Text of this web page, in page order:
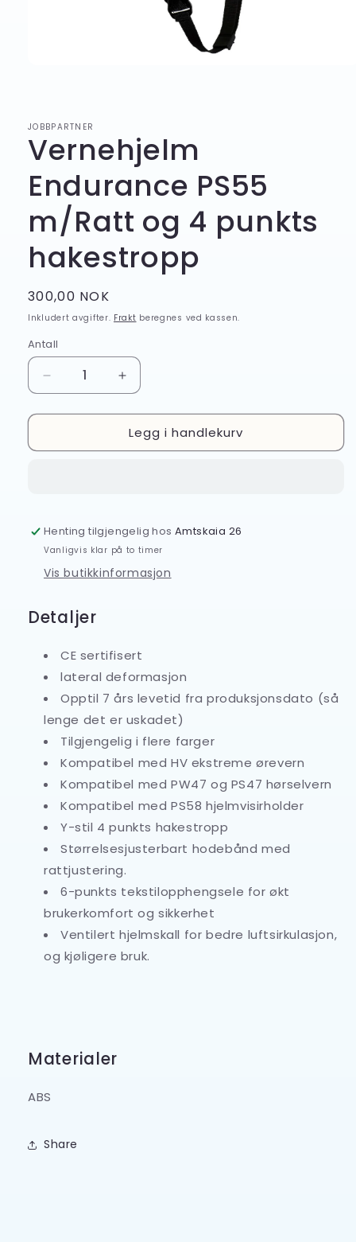
JOBBPARTNER
Vernehjelm
Endurance PS55
m/Ratt og 4 punkts
hakestropp
Vanlig
pris
300,00 NOK
Inkludert avgifter. Frakt beregnes ved kassen.
Antall
Antall
antallet
for
Endurance
punkts
hakestropp
Øk
antallet
for
Vernehjelm
Endurance
punkts
hakestropp
Legg i handlekurv
Henting tilgjengelig hos Amtskaia 26
Vanligvis klar på to timer
Vis butikkinformasjon
Detaljer
CE sertifisert
lateral deformasjon
Opptil 7 års levetid fra produksjonsdato (så
lenge det er uskadet)
Tilgjengelig i flere farger
Kompatibel med HV ekstreme ørevern
Kompatibel med PW47 og PS47 hørselvern
Kompatibel med PS58 hjelmvisirholder
Y-stil 4 punkts hakestropp
Størrelsesjusterbart hodebånd med
rattjustering.
6-punkts tekstilopphengsele for økt
brukerkomfort og sikkerhet
Ventilert hjelmskall for bedre luftsirkulasjon,
og kjøligere bruk.
Materialer
ABS
Share